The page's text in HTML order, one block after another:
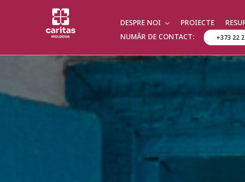
DESPRE NOI PROIECTE
NUMĂR DE CONTACT:
+373 22